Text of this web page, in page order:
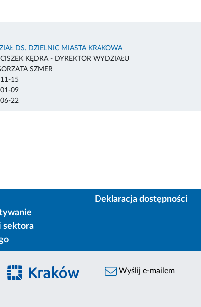
DS. DZIELNIC MIASTA KRAKOWA
KĘDRA - DYREKTOR WYDZIAŁU
SZMER
15
09
22
sektora
Deklaracja dostępności
Wyślij e-mailem